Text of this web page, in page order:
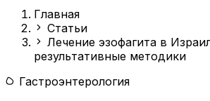
Главная
Статьи
Лечение эзофагита в
результативные методики
Гастроэнтерология